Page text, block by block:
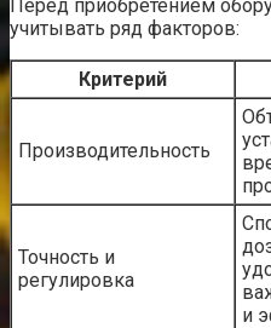
Перед приобретением
учитывать ряд факторов:
Критерий
Производительность
Точность и
регулировка
и